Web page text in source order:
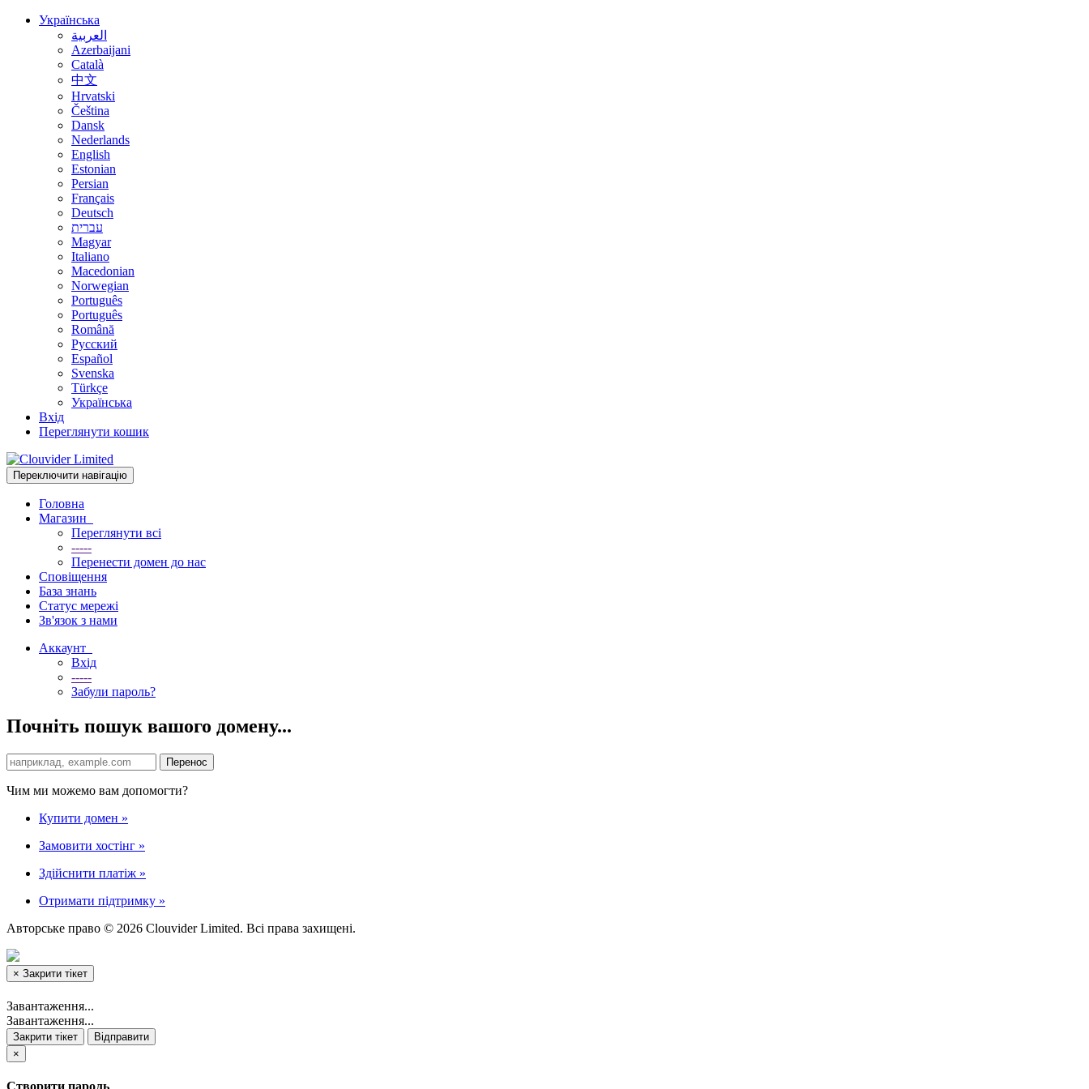
Українська
العربية
Azerbaijani
Català
中文
Hrvatski
Čeština
Dansk
Nederlands
English
Estonian
Persian
Français
Deutsch
עברית
Magyar
Italiano
Macedonian
Norwegian
Português
Português
Română
Русский
Español
Svenska
Türkçe
Українська
Вхід
Переглянути кошик
Переключити навігацію
Головна
Магазин
Переглянути всі
-----
Перенести домен до нас
Сповіщення
База знань
Статус мережі
Зв'язок з нами
Аккаунт
Вхід
-----
Забули пароль?
Почніть пошук вашого домену...
Чим ми можемо вам допомогти?
Купити домен »
Замовити хостінг »
Здійснити платіж »
Отримати підтримку »
Авторське право © 2026 Clouvider Limited. Всі права захищені.
× Закрити тікет
Завантаження...
Завантаження...
Закрити тікет
Відправити
×